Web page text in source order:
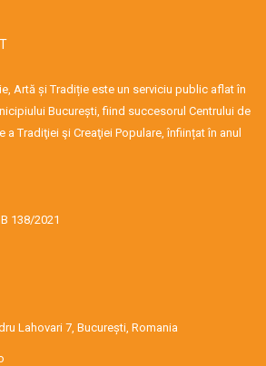
Artă și Tradiție este un serviciu public aflat în
București, fiind succesorul Centrului de
a Tradiţiei şi Creaţiei Populare, înființat în anul
138/2021
Lahovari 7, București, Romania